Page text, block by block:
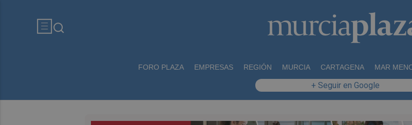
FORO PLAZA EMPRESAS REGIÓN MURCIA CARTAGENA MAR
+ Seguir en Google